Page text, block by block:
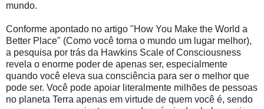
mundo.
Conforme apontado no artigo "How You Make the World a
Better Place" (Como você torna o mundo um lugar melhor),
a pesquisa por trás da Hawkins Scale of Consciousness
revela o enorme poder de apenas ser, especialmente
quando você eleva sua consciência para ser o melhor que
pode ser. Você pode apoiar literalmente milhões de pessoas
no planeta Terra apenas em virtude de quem você é, sendo